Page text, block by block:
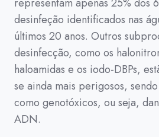
desinfeção identificados nas
últimos 20 anos. Outros
desinfecção, como os
haloamidas e os iodo-DBPs,
se ainda mais perigosos,
como genotóxicos, ou seja,
ADN.